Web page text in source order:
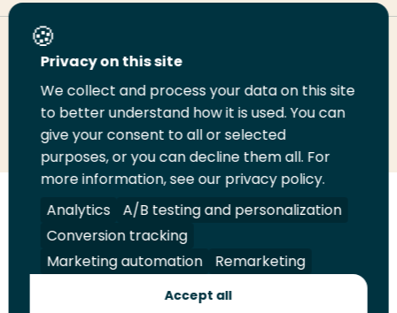
Deel deze pagina
Deel
LinkedIn
Deel
op
Twitter
Deel
op
Facebook
Email
deze
pagina
Print
deze
pagina
Volg
ons
op
LinkedIn
Volg
ons
op
Facebook
Volg
ons
op
YouTube
Volg
ons
op
Instagram
Juridisch Security A-Z Index
Contact
Privacy on this site
We collect and process your data on this site
to better understand how it is used. You can
give your consent to all or selected
purposes, or you can decline them all. For
more information, see our privacy policy.
Analytics
A/B testing and personalization
Conversion tracking
Marketing automation
Remarketing
Accept all